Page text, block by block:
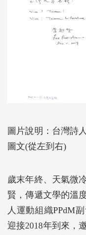
圖片說明：台灣詩
圖文(從左到右)
歲末年終、天氣微
賢，傳遞文學的溫
人運動組織PPdM
迎接2018年到來，